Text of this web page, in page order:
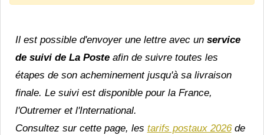
Il est possible d'envoyer une lettre avec un service
de suivi de La Posteafin de suivre toutes les
étapes de son acheminement jusqu'à sa livraison
finale. Le suivi est disponible pour la France,
l'Outremer et l'International.
Consultez sur cette page, les tarifs postaux 2026de